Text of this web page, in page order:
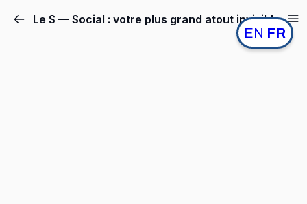
Le S — Social : votre plus grand atout invisible
EN FR